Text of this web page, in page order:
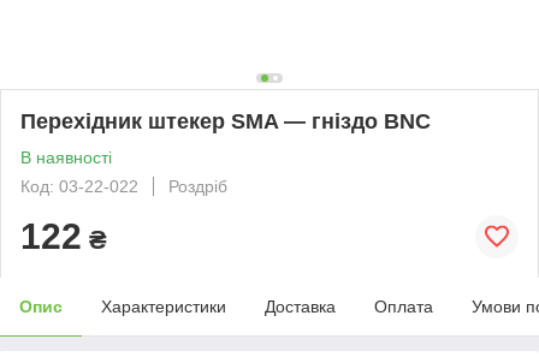
Перехідник штекер SMA — гніздо BNC
В наявності
Код: 03-22-022
Роздріб
122 ₴
Опис Характеристики Доставка Оплата Умови